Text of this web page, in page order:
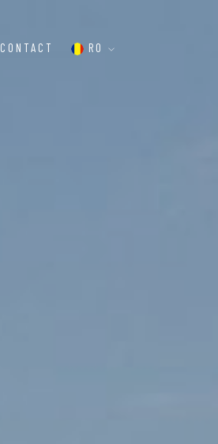
CONTACT RO